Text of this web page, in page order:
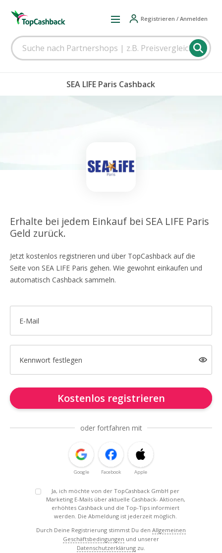
Registrieren / Anmelden
SEA LIFE Paris Cashback
Erhalte bei jedem Einkauf bei SEA LIFE Paris
Geld zurück.
Jetzt kostenlos registrieren und über TopCashback auf die
Seite von SEA LIFE Paris gehen. Wie gewohnt einkaufen und
automatisch Cashback sammeln.
E-Mail
Kennwort festlegen
Kostenlos registrieren
oder fortfahren mit
Google Facebook Apple
Ja, ich möchte von der TopCashback GmbH per
Marketing E-Mails über aktuelle Cashback- Aktionen,
erhöhtes Cashback und die Top-Tips informiert
werden. Die Abmeldung ist jederzeit möglich.
Durch Deine Registrierung stimmst Du den Allgemeinen
Geschäftsbedingungen und unserer
Datenschutzerklärung zu.